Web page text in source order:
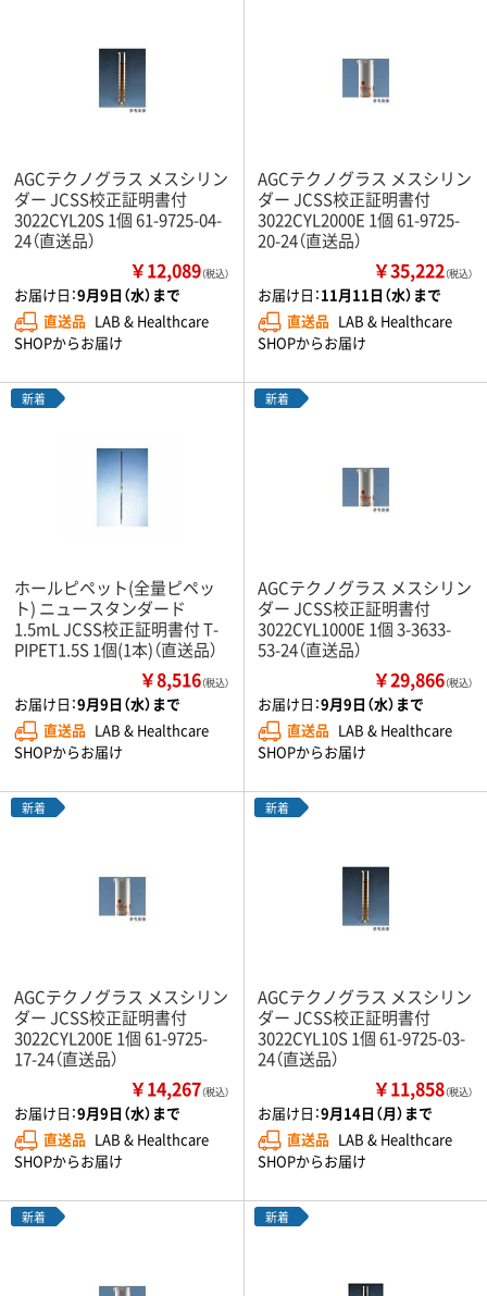
AGCテクノグラス メスシリン
ダー JCSS校正証明書付
3022CYL20S 1個 61-9725-04-
24（直送品）
￥12,089（税込）
お届け日：9月9日（水）まで
直送品 LAB & Healthcare
SHOPからお届け
AGCテクノグラス メスシリン
ダー JCSS校正証明書付
3022CYL2000E 1個 61-9725-
20-24（直送品）
￥35,222（税込）
お届け日：11月11日（水）まで
直送品 LAB & Healthcare
SHOPからお届け
新着
ホールピペット(全量ピペッ
ト) ニュースタンダード
1.5mL JCSS校正証明書付 T-
PIPET1.5S 1個(1本)（直送品）
￥8,516（税込）
お届け日：9月9日（水）まで
直送品 LAB & Healthcare
SHOPからお届け
新着
AGCテクノグラス メスシリン
ダー JCSS校正証明書付
3022CYL1000E 1個 3-3633-
53-24（直送品）
￥29,866（税込）
お届け日：9月9日（水）まで
直送品 LAB & Healthcare
SHOPからお届け
新着
AGCテクノグラス メスシリン
ダー JCSS校正証明書付
3022CYL200E 1個 61-9725-
17-24（直送品）
￥14,267（税込）
お届け日：9月9日（水）まで
直送品 LAB & Healthcare
SHOPからお届け
新着
AGCテクノグラス メスシリン
ダー JCSS校正証明書付
3022CYL10S 1個 61-9725-03-
24（直送品）
￥11,858（税込）
お届け日：9月14日（月）まで
直送品 LAB & Healthcare
SHOPからお届け
新着 新着